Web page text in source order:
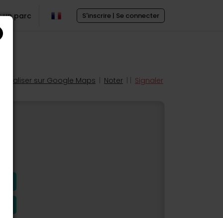
S'inscrire | Se connecter
un parc
Localiser sur Google Maps Noter Signaler